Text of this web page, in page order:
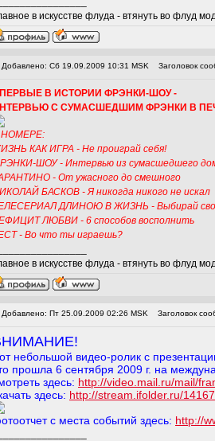
в искусстве флуда - втянуть во флуд
Добавлено: Сб 19.09.2009 10:31 MSK Заголовок
В ИСТОРИИ ФРЭНКИ-ШОУ -
С СУМАСШЕДШИМ ФРЭНКИ В
НОМЕРЕ:
КАК ИГРА - Не проиграй себя!
ШОУ - Интервью из сумасшедшего
- От ужасного до смешного
БАСКОВ - Я никогда никого не искал
ДЛИНОЮ В ЖИЗНЬ - Выбирай
ЛЮБВИ - 6 способов восполнить
- Во что ты играешь?
в искусстве флуда - втянуть во флуд
Добавлено: Пт 25.09.2009 02:26 MSK Заголовок
небольшой видео-ролик с
прошла 6 сентября 2009 г. на
здесь: http://video.mail.ru/mail/
здесь: http://stream.ifolder.ru/
с места событий здесь: http://